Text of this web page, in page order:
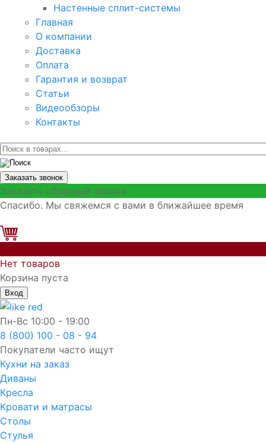
Настенные сплит-системы
Главная
О компании
Доставка
Оплата
Гарантия и возврат
Статьи
Видеообзоры
Контакты
Заказать звонок
Заказать обратный звонок
Спасибо. Мы свяжемся с вами в ближайшее время
Нет товаров
Корзина пуста
Вход
Пн-Вс 10:00 - 19:00
8 (800) 100 - 08 - 94
Покупатели часто ищут
Кухни на заказ
Диваны
Кресла
Кровати и матрасы
Столы
Стулья